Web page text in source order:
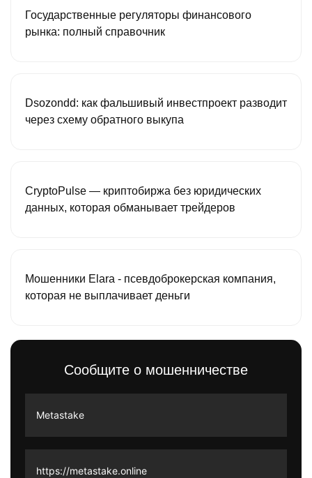
Государственные регуляторы финансового
рынка: полный справочник
Dsozondd: как фальшивый инвестпроект разводит
через схему обратного выкупа
CryptoPulse — криптобиржа без юридических
данных, которая обманывает трейдеров
Мошенники Elara - псевдоброкерская компания,
которая не выплачивает деньги
Сообщите о мошенничестве